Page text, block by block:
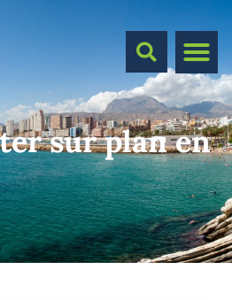
sur plan en